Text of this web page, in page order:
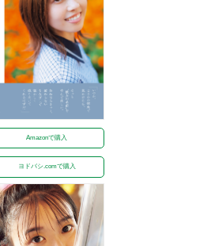
Amazonで購入
ヨドバシ.comで購入